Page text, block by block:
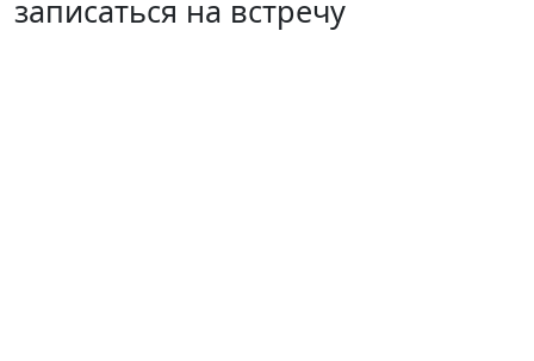
записаться на встречу